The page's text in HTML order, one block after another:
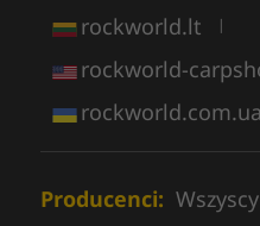
rockworld.lt |
rockworld-
rockworld.com.ua
Producenci: Wszyscy